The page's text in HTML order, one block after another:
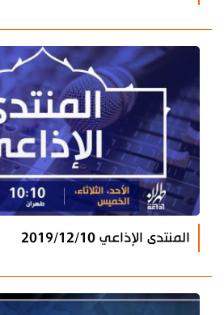
المنتدى الإذاعي 2019/12/10